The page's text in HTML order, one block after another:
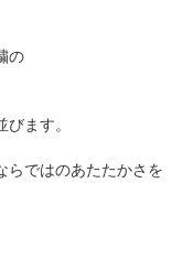
の
ます。
らではのあたたかさを